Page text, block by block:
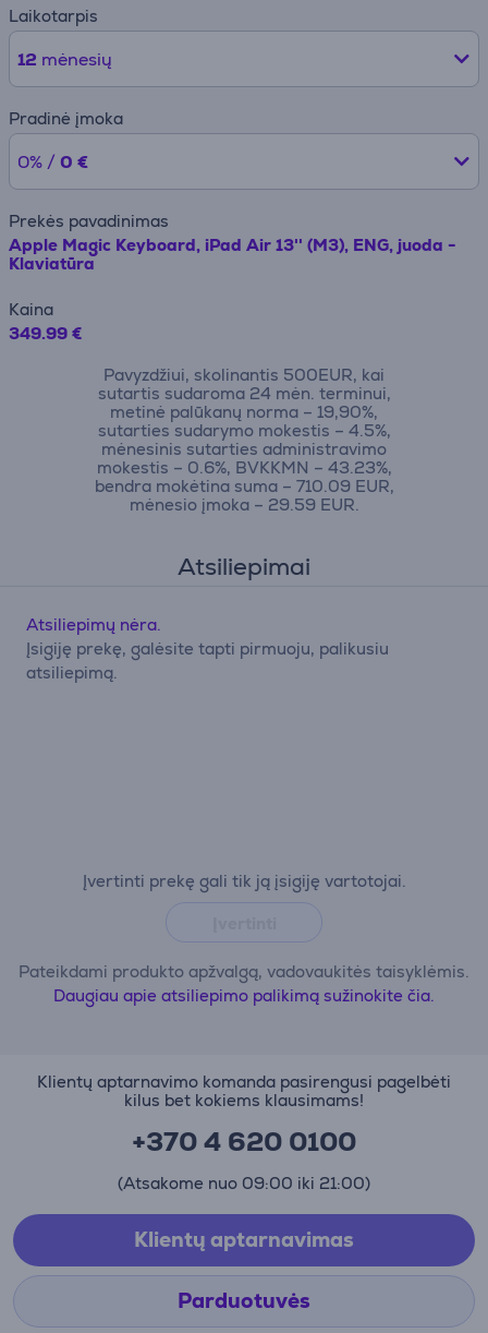
Laikotarpis
12 mėnesių
Pradinė įmoka
0% / 0 €
Prekės pavadinimas
Apple Magic Keyboard, iPad Air 13'' (M3), ENG, juoda -
Klaviatūra
Kaina
349.99 €
Pavyzdžiui, skolinantis 500EUR, kai
sutartis sudaroma 24 mėn. terminui,
metinė palūkanų norma – 19,90%,
sutarties sudarymo mokestis – 4.5%,
mėnesinis sutarties administravimo
mokestis – 0.6%, BVKKMN – 43.23%,
bendra mokėtina suma – 710.09 EUR,
mėnesio įmoka – 29.59 EUR.
Atsiliepimai
Įvertinti prekę gali tik ją įsigiję vartotojai.
Pateikdami produkto apžvalgą, vadovaukitės taisyklėmis.
Daugiau apie atsiliepimo palikimą sužinokite čia.
Atsiliepimų nėra.
Įsigiję prekę, galėsite tapti pirmuoju, palikusiu
atsiliepimą.
Klientų aptarnavimo komanda pasirengusi pagelbėti
kilus bet kokiems klausimams!
+370 4 620 0100
(Atsakome nuo 09:00 iki 21:00)
Klientų aptarnavimas
Parduotuvės